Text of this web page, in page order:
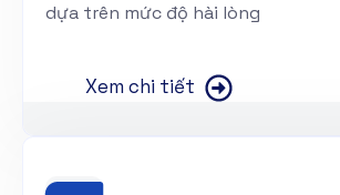
dựa trên mức độ hài lòng
Xem chi tiết